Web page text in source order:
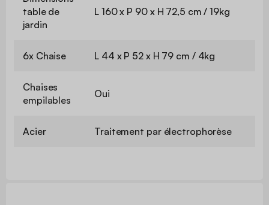
table de
jardin
L 160 x P 90 x H 72,5 cm / 19kg
6x Chaise L 44 x P 52 x H 79 cm / 4kg
Chaises
empilables
Oui
Acier Traitement par électrophorèse